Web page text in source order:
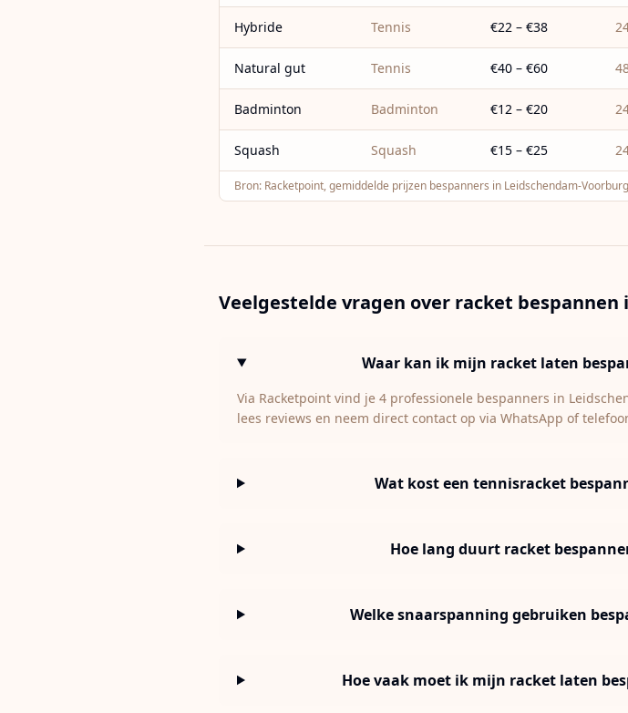
Hybride Tennis €22 – €38
Natural gut Tennis €40 – €60
Badminton Badminton €12 – €20
Squash Squash €15 – €25
Bron: Racketpoint, gemiddelde prijzen bespanners in Leidschendam-
Veelgestelde vragen over racket bespannen
Waar kan ik mijn racket laten
Via Racketpoint vind je 4 professionele bespanners in
lees reviews en neem direct contact op via WhatsApp of
Wat kost een tennisracket
Hoe lang duurt racket
Welke snaarspanning gebruiken
Hoe vaak moet ik mijn racket laten